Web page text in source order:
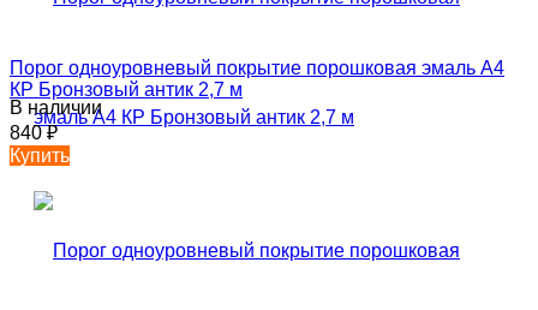
Порог одноуровневый покрытие порошковая эмаль А4
КР Бронзовый антик 2,7 м
В наличии
840₽
Купить